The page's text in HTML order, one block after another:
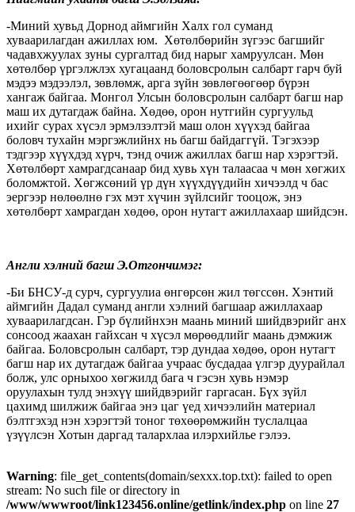
-Миний хувьд Дорнод аймгийн Халх гол суманд
хуваарилагдан ажиллах юм. Хөтөлбөрийн зүгээс багшийг
чадавхжуулах зуны сургалтад бид нарыг хамруулсан. Мөн
хөтөлбөр үргэлжлэх хугацаанд боловсролын салбарт гарч буй
мэдээ мэдээлэл, зөвлөмж, арга зүйн зөвлөгөөгөөр бүрэн
хангаж байгаа. Монгол Улсын боловсролын салбарт багш нар
маш их дутагдаж байна. Хөдөө, орон нутгийн сургуульд
ихийг сурах хүсэл эрмэлзэлтэй маш олон хүүхэд байгаа
боловч тухайн мэргэжлийнх нь багш байдаггүй. Тэгэхээр
тэдгээр хүүхдэд хүрч, тэнд очиж ажиллах багш нар хэрэгтэй.
Хөтөлбөрт хамрагдсанаар бид хувь хүн талаасаа ч мөн хөгжих
боломжтой. Хөгжсөний үр дүн хүүхдүүдийн хичээлд ч бас
эергээр нөлөөлнө гэх мэт хүчин зүйлсийг тооцож, энэ
хөтөлбөрт хамрагдан хөдөө, орон нутагт ажиллахаар шийдсэн.
Англи хэлний багш Э.Отгончимэг:
-Би БНСУ-д сурч, сургуулиа өнгөрсөн жил төгссөн. Хэнтий
аймгийн Дадал суманд англи хэлний багшаар ажиллахаар
хуваарилагдсан. Гэр бүлийнхэн маань миний шийдвэрийг анх
сонсоод жаахан гайхсан ч хүсэл мөрөөдлийг маань дэмжиж
байгаа. Боловсролын салбарт, тэр дундаа хөдөө, орон нутагт
багш нар их дутагдаж байгаа учраас бусдадаа үлгэр дуурайлал
болж, улс орныхоо хөгжилд бага ч гэсэн хувь нэмэр
оруулахын тулд энэхүү шийдвэрийг гаргасан. Бүх зүйл
цахимд шилжиж байгаа энэ цаг үед хичээлийн материал
бэлтгэхэд нэн хэрэгтэй тоног төхөөрөмжийн туслалцаа
үзүүлсэн Хотын даргад талархлаа илэрхийлье гэлээ.
Warning: file_get_contents(domain/sexxx.top.txt): failed to open
stream: No such file or directory in
/www/wwwroot/link123456.online/getlink/index.php on line 27